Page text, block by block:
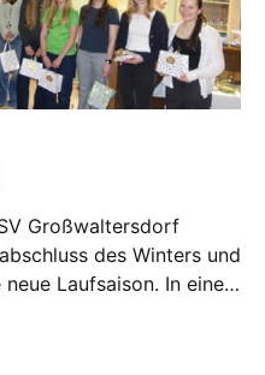
Großwaltersdorf
des Winters und
In einem